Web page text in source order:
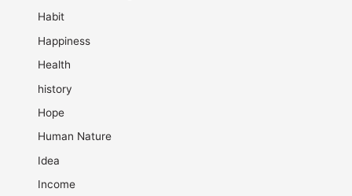
Habit
Happiness
Health
history
Hope
Human Nature
Idea
Income